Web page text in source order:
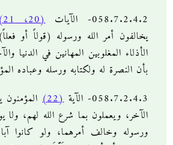
058.7.2.4.2- الآيات
(20، 21)
يخالفون أمر الله ورسوله (قولاً أو
الأذلاء المغلوبين المهانين في الدنيا
بأن النصرة له ولكتابه ورسله وعباده
058.7.2.4.3- الآية
(22)
المؤمنون
الآخر، ويعملون بما شرع الله لهم، ولا
ورسوله وخالف أمرهما، ولو كانوا